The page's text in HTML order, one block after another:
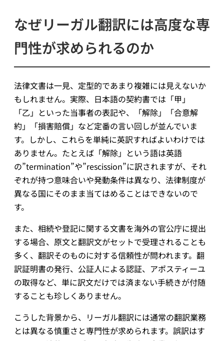
なぜリーガル翻訳には高度な専
門性が求められるのか
法律文書は一見、定型的であまり複雑には見えないか
もしれません。実際、日本語の契約書では「甲」
「乙」といった当事者の表記や、「解除」「合意解
約」「損害賠償」など定番の言い回しが並んでいま
す。しかし、これらを単純に英訳すればよいわけでは
ありません。たとえば「解除」という語は英語
の”termination”や”rescission”に訳されますが、それ
ぞれが持つ意味合いや発動条件は異なり、法律制度が
異なる国にそのまま当てはめることはできないので
す。
また、相続や登記に関する文書を海外の官公庁に提出
する場合、原文と翻訳文がセットで受理されることも
多く、翻訳そのものに対する信頼性が問われます。翻
訳証明書の発行、公証人による認証、アポスティーユ
の取得など、単に訳文だけでは済まない手続きが付随
することも珍しくありません。
こうした背景から、リーガル翻訳には通常の翻訳業務
とは異なる慎重さと専門性が求められます。誤訳はす